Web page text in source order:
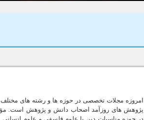
امروزه مجلات تخصصى در حوزه ها و رشته هاى مختلف
پژوهش هاى روزآمد اصحاب دانش و پژوهش است.